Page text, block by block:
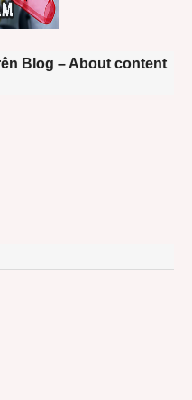
Blog – About content